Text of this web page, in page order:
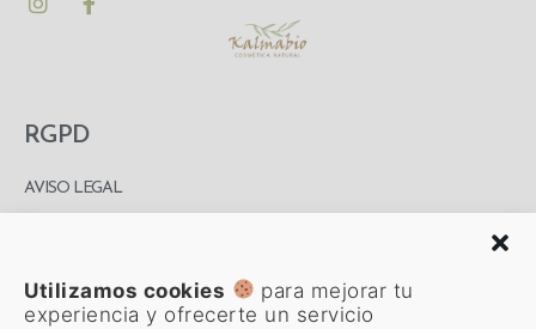
Utilizamos cookies
para mejorar tu
experiencia y ofrecerte un servicio
RGPD
AVISO LEGAL
POLÍTICA DE
PRIVACIDAD